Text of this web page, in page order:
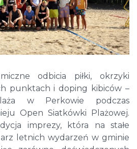
odbicia piłki, okrzyki
punktach i doping kibiców –
w Perkowie podczas
Open Siatkówki Plażowej.
imprezy, która na stałe
letnich wydarzeń w gminie